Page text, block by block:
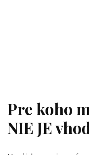
Pre koho
NIE JE